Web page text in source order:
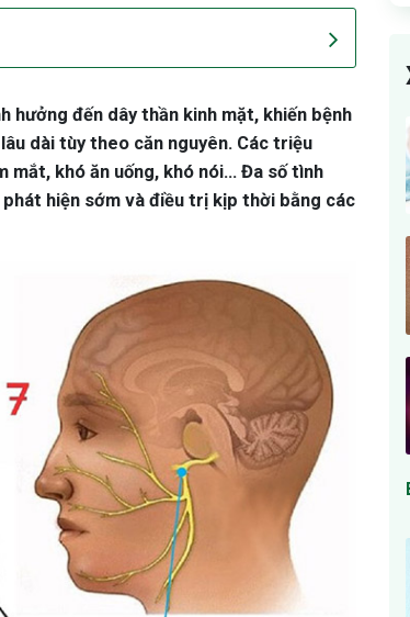
hưởng đến dây thần kinh mặt, khiến bệnh
dài tùy theo căn nguyên. Các triệu
mắt, khó ăn uống, khó nói... Đa số tình
hiện sớm và điều trị kịp thời bằng các